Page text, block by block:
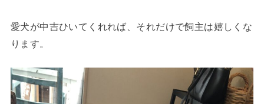
愛犬が中吉ひいてくれれば、それだけで飼主は嬉しくな
ります。